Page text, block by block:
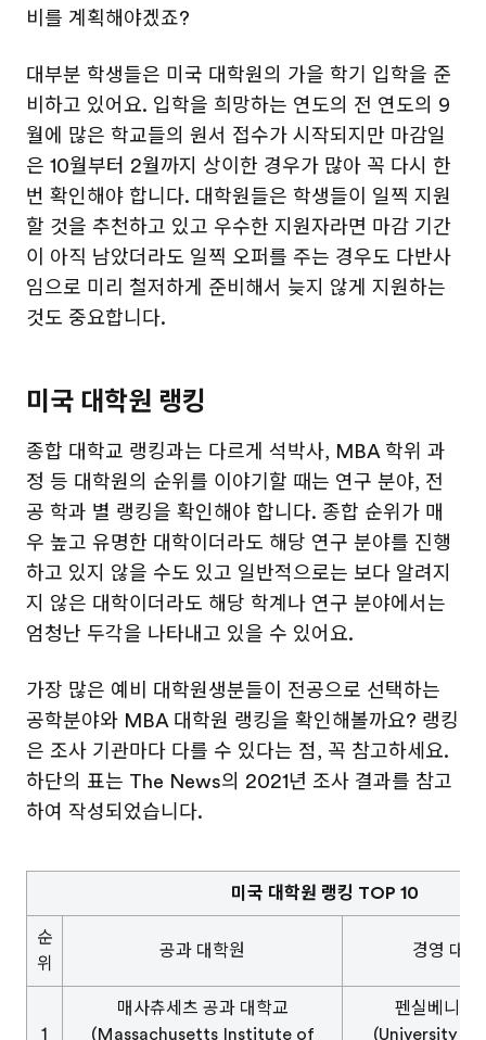
비를 계획해야겠죠?
대부분 학생들은 미국 대학원의 가을 학기 입학을 준
비하고 있어요. 입학을 희망하는 연도의 전 연도의 9
월에 많은 학교들의 원서 접수가 시작되지만 마감일
은 10월부터 2월까지 상이한 경우가 많아 꼭 다시 한
번 확인해야 합니다. 대학원들은 학생들이 일찍 지원
할 것을 추천하고 있고 우수한 지원자라면 마감 기간
이 아직 남았더라도 일찍 오퍼를 주는 경우도 다반사
임으로 미리 철저하게 준비해서 늦지 않게 지원하는
것도 중요합니다.
미국 대학원 랭킹
종합 대학교 랭킹과는 다르게 석박사, MBA 학위 과
정 등 대학원의 순위를 이야기할 때는 연구 분야, 전
공 학과 별 랭킹을 확인해야 합니다. 종합 순위가 매
우 높고 유명한 대학이더라도 해당 연구 분야를 진행
하고 있지 않을 수도 있고 일반적으로는 보다 알려지
지 않은 대학이더라도 해당 학계나 연구 분야에서는
엄청난 두각을 나타내고 있을 수 있어요.
가장 많은 예비 대학원생분들이 전공으로 선택하는
공학분야와 MBA 대학원 랭킹을 확인해볼까요? 랭킹
은 조사 기관마다 다를 수 있다는 점, 꼭 참고하세요.
하단의 표는 The News의 2021년 조사 결과를 참고
하여 작성되었습니다.
미국 대학원 랭킹 TOP 10
순
위
공과 대학원 경영 대
1
매사츄세츠 공과 대학교
(Massachusetts Institute of
펜실베니아
(University of